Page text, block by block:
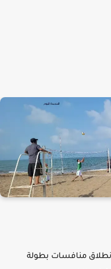
منافسات بطولة